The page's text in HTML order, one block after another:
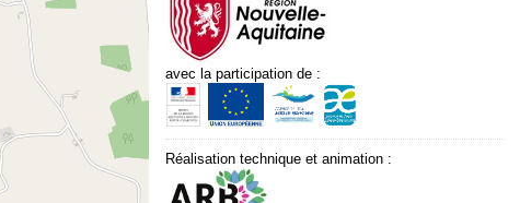
avec la participation de :
Réalisation technique et animation :